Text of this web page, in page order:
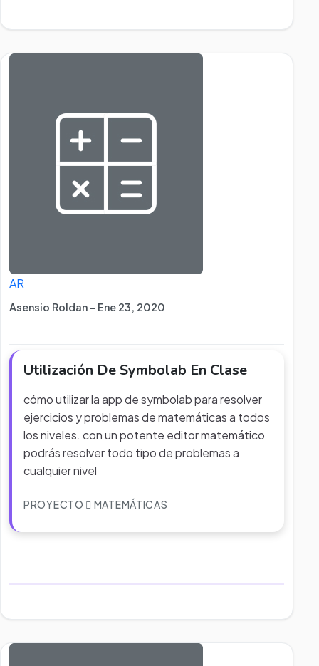
AR
Asensio Roldan - Ene 23, 2020
Utilización De Symbolab En Clase
cómo utilizar la app de symbolab para resolver
ejercicios y problemas de matemáticas a todos
los niveles. con un potente editor matemático
podrás resolver todo tipo de problemas a
cualquier nivel
PROYECTO MATEMÁTICAS